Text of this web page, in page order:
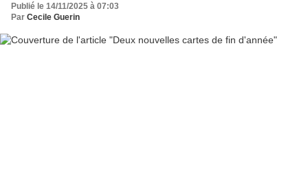
Publié le 14/11/2025 à 07:03
Par Cecile Guerin